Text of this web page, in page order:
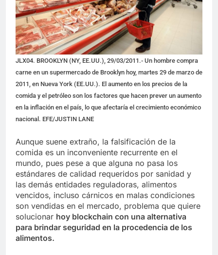
JLX04. BROOKLYN (NY, EE.UU.), 29/03/2011.- Un hombre compra
carne en un supermercado de Brooklyn hoy, martes 29 de marzo de
2011, en Nueva York (EE.UU.). El aumento en los precios de la
comida y el petróleo son los factores que hacen prever un aumento
en la inflación en el país, lo que afectaría el crecimiento económico
nacional. EFE/JUSTIN LANE
Aunque suene extraño, la falsificación de la
comida es un inconveniente recurrente en el
mundo, pues pese a que alguna no pasa los
estándares de calidad requeridos por sanidad y
las demás entidades reguladoras, alimentos
vencidos, incluso cárnicos en malas condiciones
son vendidas en el mercado, problema que quiere
solucionar hoy blockchain con una alternativa
para brindar seguridad en la procedencia de los
alimentos.